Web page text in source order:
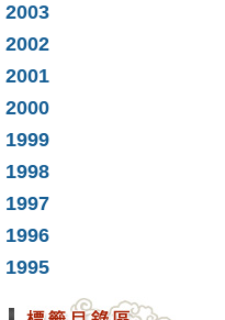
2003
2002
2001
2000
1999
1998
1997
1996
1995